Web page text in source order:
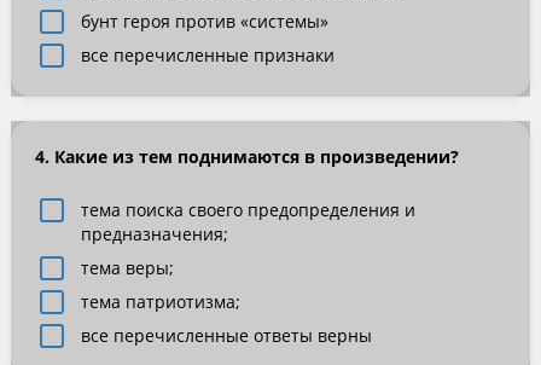
бунт героя против «системы»
все перечисленные признаки
4. Какие из тем поднимаются в произведении?
тема поиска своего предопределения и
предназначения;
тема веры;
тема патриотизма;
все перечисленные ответы верны